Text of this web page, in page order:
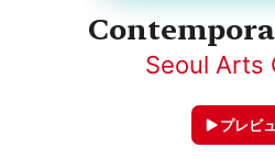
Seoul Arts
プレビ